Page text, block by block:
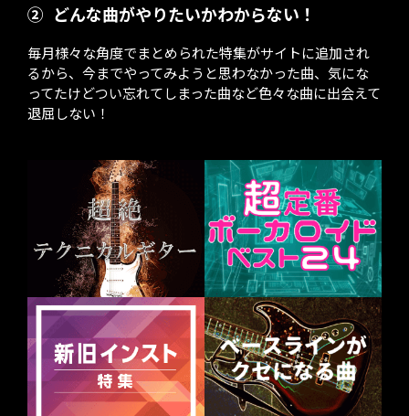
② どんな曲がやりたいかわからない！
毎月様々な角度でまとめられた特集がサイトに追加され
るから、今までやってみようと思わなかった曲、気にな
ってたけどつい忘れてしまった曲など色々な曲に出会えて
退屈しない！